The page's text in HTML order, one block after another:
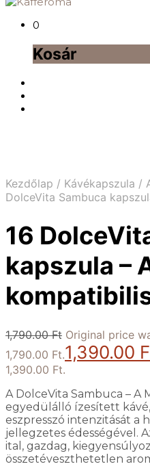
0
Kosár
Kezdőlap / Kávékapszula /
DolceVita Sambuca
16
kapszula –
1,790.00Ft Original price
1,790.00 Ft.1,390.00
1,390.00 Ft.
A DolceVita Sambuca – A
egyedülálló ízesített
eszpresszó intenzitását a
jellegzetes édességével.
ital, gazdag,
összetéveszthetetlen